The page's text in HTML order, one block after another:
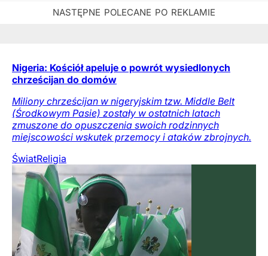
Nigeria: Kościół apeluje o powrót wysiedlonych
chrześcijan do domów
Miliony chrześcijan w nigeryjskim tzw. Middle Belt
(Środkowym Pasie) zostały w ostatnich latach
zmuszone do opuszczenia swoich rodzinnych
miejscowości wskutek przemocy i ataków zbrojnych.
ŚwiatReligia